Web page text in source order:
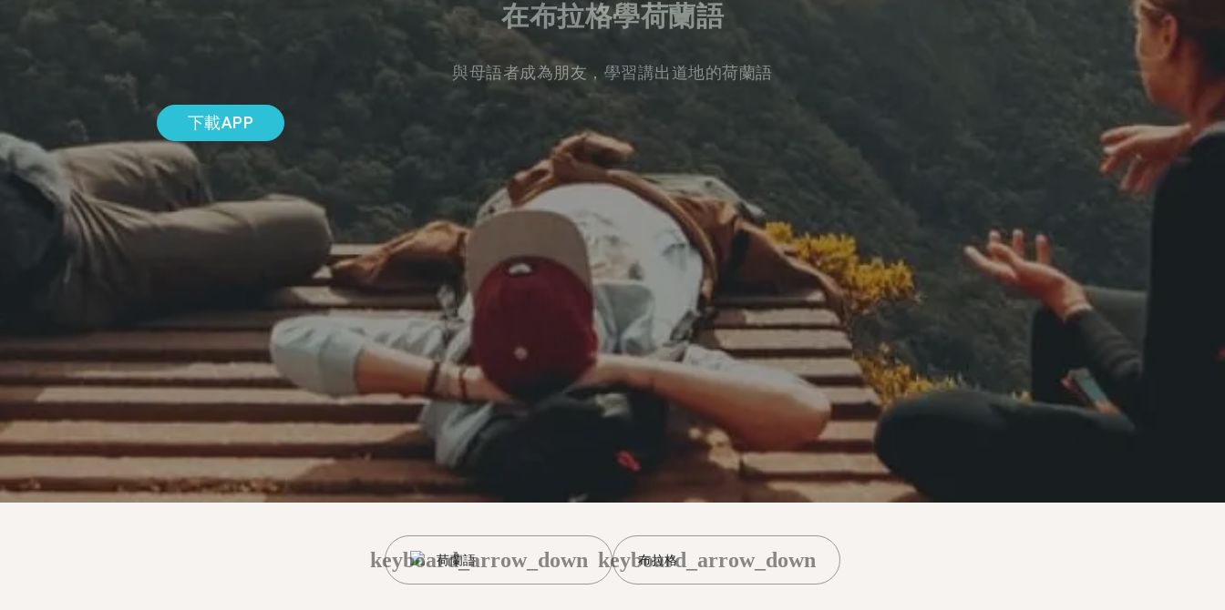
在布拉格學荷蘭語
與母語者成為朋友，學習講出道地的荷蘭語
下載APP
荷蘭語
keyboard_arrow_down 布拉格
keyboard_arrow_down